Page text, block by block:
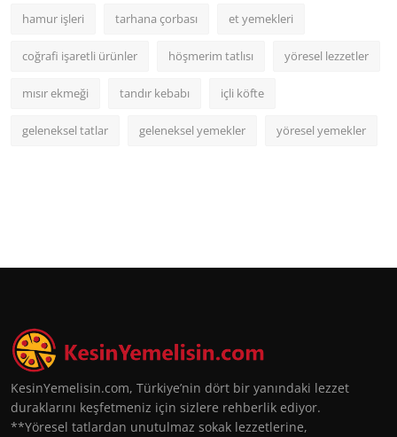
hamur işleri tarhana çorbası et yemekleri
coğrafi işaretli ürünler höşmerim tatlısı yöresel lezzetler
mısır ekmeği tandır kebabı içli köfte
geleneksel tatlar geleneksel yemekler yöresel yemekler
KesinYemelisin.com, Türkiye’nin dört bir yanındaki lezzet
duraklarını keşfetmeniz için sizlere rehberlik ediyor.
**Yöresel tatlardan unutulmaz sokak lezzetlerine,